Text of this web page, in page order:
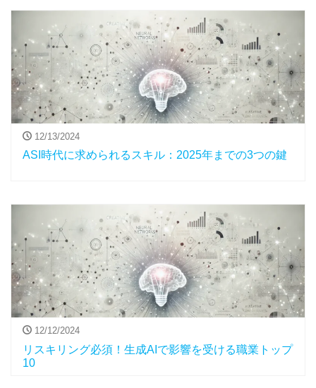
12/13/2024
ASI時代に求められるスキル：2025年までの3つの鍵
12/12/2024
リスキリング必須！生成AIで影響を受ける職業トップ
10